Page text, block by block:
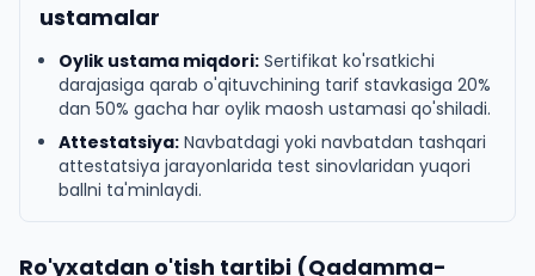
ustamalar
Oylik ustama miqdori: Sertifikat ko'rsatkichi
darajasiga qarab o'qituvchining tarif stavkasiga 20%
dan 50% gacha har oylik maosh ustamasi qo'shiladi.
Attestatsiya: Navbatdagi yoki navbatdan tashqari
attestatsiya jarayonlarida test sinovlaridan yuqori
ballni ta'minlaydi.
Ro'yxatdan o'tish tartibi (Qadamma-